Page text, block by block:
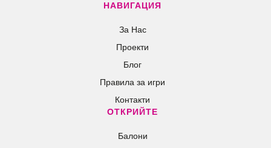
НАВИГАЦИЯ
За Нас
Проекти
Блог
Правила за игри
Контакти
ОТКРИЙТЕ
Балони